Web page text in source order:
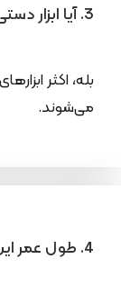
3. آیا ابزار دستی کنزاکس زنگ نمی‌زند؟
بله، اکثر
می‌شوند.
4. طول عمر این ابزار کنزاکس چقدر است؟